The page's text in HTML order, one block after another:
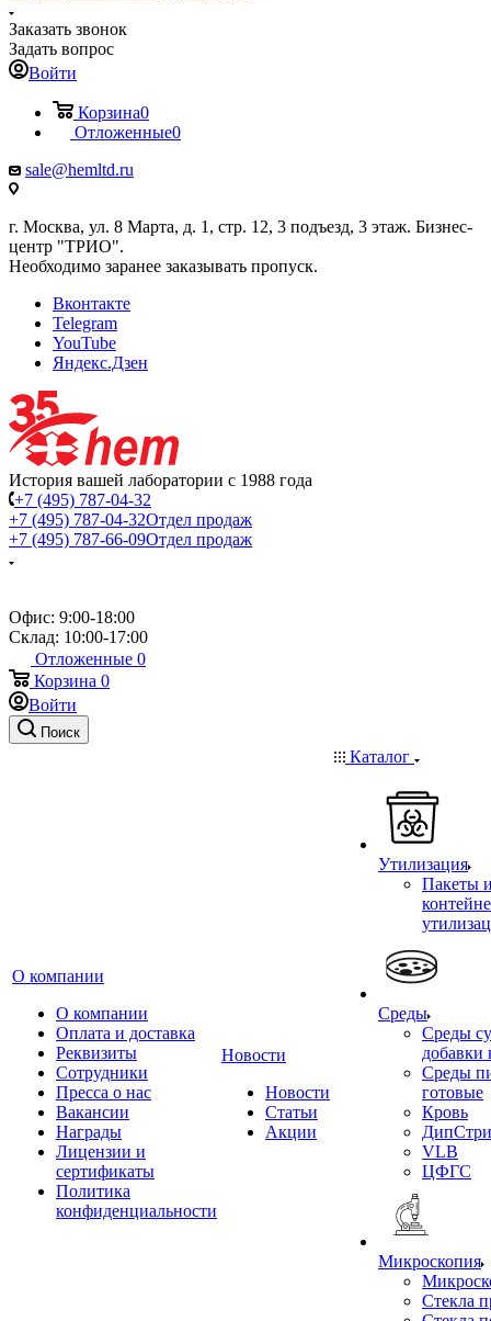
Заказать звонок
Задать вопрос
Войти
Корзина0
Отложенные0
sale@hemltd.ru
г. Москва, ул. 8 Марта, д. 1, стр. 12, 3 подъезд, 3 этаж. Бизнес-
центр "ТРИО".
Необходимо заранее заказывать пропуск.
Вконтакте
Telegram
YouTube
Яндекс.Дзен
История вашей лаборатории с 1988 года
+7 (495) 787-04-32
+7 (495) 787-04-32Отдел продаж
+7 (495) 787-66-09Отдел продаж
Офис: 9:00-18:00
Склад: 10:00-17:00
Отложенные 0
Корзина 0
Войти
Поиск
О компании
О компании
Оплата и доставка
Реквизиты
Сотрудники
Пресса о нас
Вакансии
Награды
Лицензии и
сертификаты
Политика
конфиденциальности
Новости
Новости
Статьи
Акции
Каталог
Утилизация
Пакеты
Среды
Среды
добавки
Среды
готовые
Кровь
VLB
ЦФГС
Микроскопия
Стекла